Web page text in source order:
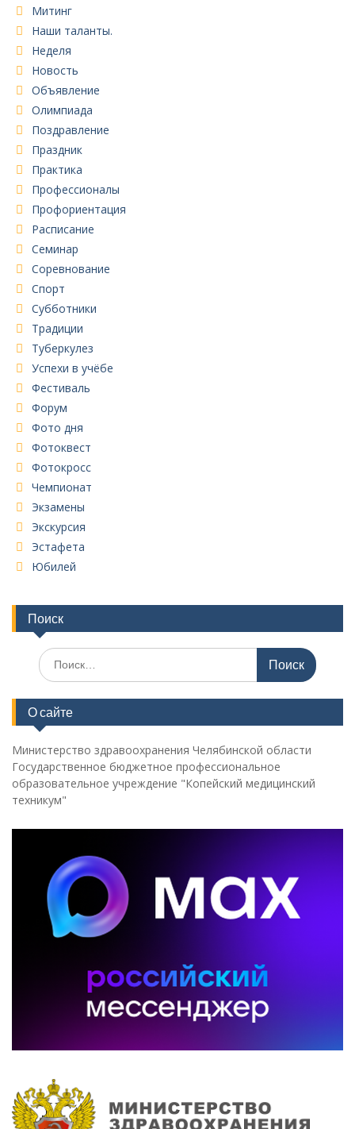
Митинг
Наши таланты.
Неделя
Новость
Объявление
Олимпиада
Поздравление
Праздник
Практика
Профессионалы
Профориентация
Расписание
Семинар
Соревнование
Спорт
Субботники
Традиции
Туберкулез
Успехи в учёбе
Фестиваль
Форум
Фото дня
Фотоквест
Фотокросс
Чемпионат
Экзамены
Экскурсия
Эстафета
Юбилей
Поиск
Поиск
по:
О сайте
Министерство здравоохранения Челябинской области
Государственное бюджетное профессиональное
образовательное учреждение "Копейский медицинский
техникум"